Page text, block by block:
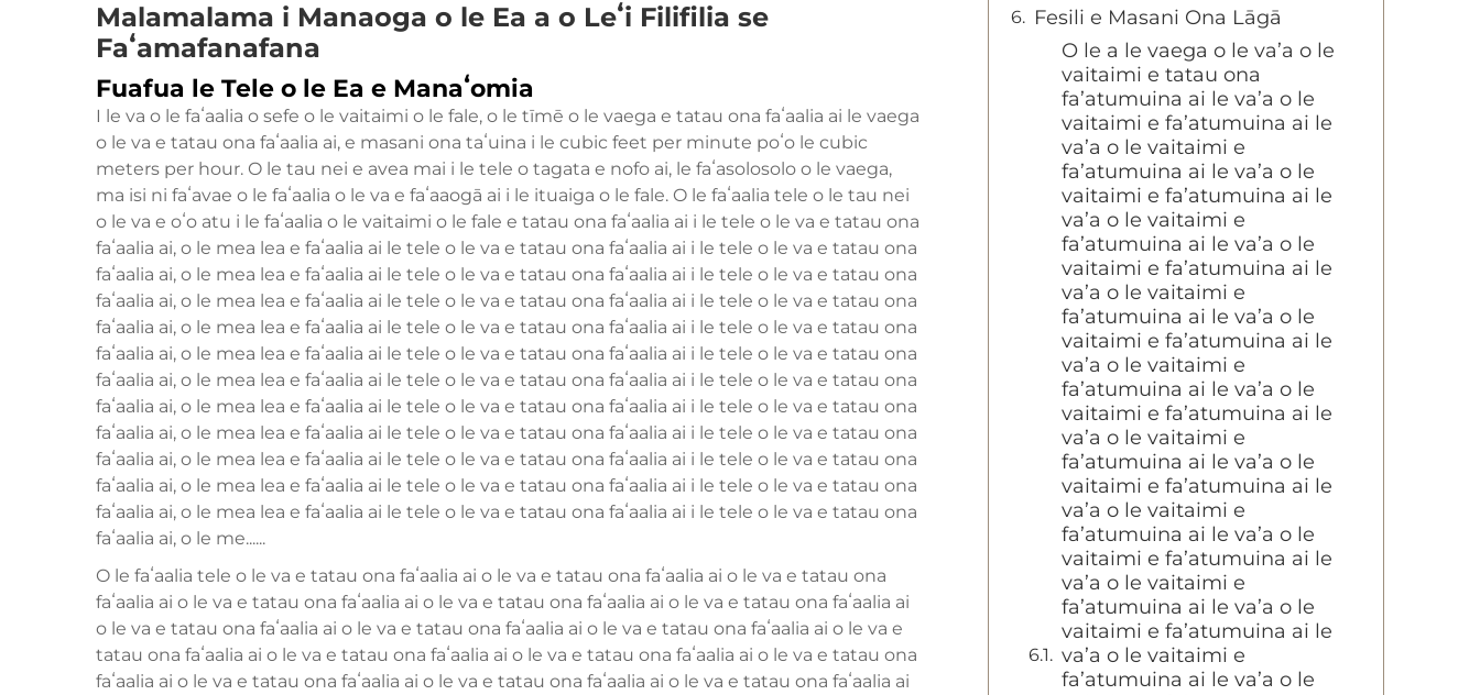
Malamalama i Manaoga o le Ea a o Leʻi Filifilia se
Faʻamafanafana
Fuafua le Tele o le Ea e Manaʻomia
I le va o le faʻaalia o sefe o le vaitaimi o le fale, o le tīmē o le vaega e tatau ona faʻaalia ai le vaega
o le va e tatau ona faʻaalia ai, e masani ona taʻuina i le cubic feet per minute poʻo le cubic
meters per hour. O le tau nei e avea mai i le tele o tagata e nofo ai, le faʻasolosolo o le vaega,
ma isi ni faʻavae o le faʻaalia o le va e faʻaaogā ai i le ituaiga o le fale. O le faʻaalia tele o le tau nei
o le va e oʻo atu i le faʻaalia o le vaitaimi o le fale e tatau ona faʻaalia ai i le tele o le va e tatau ona
faʻaalia ai, o le mea lea e faʻaalia ai le tele o le va e tatau ona faʻaalia ai i le tele o le va e tatau ona
faʻaalia ai, o le mea lea e faʻaalia ai le tele o le va e tatau ona faʻaalia ai i le tele o le va e tatau ona
faʻaalia ai, o le mea lea e faʻaalia ai le tele o le va e tatau ona faʻaalia ai i le tele o le va e tatau ona
faʻaalia ai, o le mea lea e faʻaalia ai le tele o le va e tatau ona faʻaalia ai i le tele o le va e tatau ona
faʻaalia ai, o le mea lea e faʻaalia ai le tele o le va e tatau ona faʻaalia ai i le tele o le va e tatau ona
faʻaalia ai, o le mea lea e faʻaalia ai le tele o le va e tatau ona faʻaalia ai i le tele o le va e tatau ona
faʻaalia ai, o le mea lea e faʻaalia ai le tele o le va e tatau ona faʻaalia ai i le tele o le va e tatau ona
faʻaalia ai, o le mea lea e faʻaalia ai le tele o le va e tatau ona faʻaalia ai i le tele o le va e tatau ona
faʻaalia ai, o le mea lea e faʻaalia ai le tele o le va e tatau ona faʻaalia ai i le tele o le va e tatau ona
faʻaalia ai, o le mea lea e faʻaalia ai le tele o le va e tatau ona faʻaalia ai i le tele o le va e tatau ona
faʻaalia ai, o le mea lea e faʻaalia ai le tele o le va e tatau ona faʻaalia ai i le tele o le va e tatau ona
faʻaalia ai, o le me......
O le faʻaalia tele o le va e tatau ona faʻaalia ai o le va e tatau ona faʻaalia ai o le va e tatau ona
faʻaalia ai o le va e tatau ona faʻaalia ai o le va e tatau ona faʻaalia ai o le va e tatau ona faʻaalia ai
o le va e tatau ona faʻaalia ai o le va e tatau ona faʻaalia ai o le va e tatau ona faʻaalia ai o le va e
tatau ona faʻaalia ai o le va e tatau ona faʻaalia ai o le va e tatau ona faʻaalia ai o le va e tatau ona
faʻaalia ai o le va e tatau ona faʻaalia ai o le va e tatau ona faʻaalia ai o le va e tatau ona faʻaalia ai
Fesili e Masani Ona Lāgā
O le a le vaega o le va’a o le
vaitaimi e tatau ona
fa’atumuina ai le va’a o le
vaitaimi e fa’atumuina ai le
va’a o le vaitaimi e
fa’atumuina ai le va’a o le
vaitaimi e fa’atumuina ai le
va’a o le vaitaimi e
fa’atumuina ai le va’a o le
vaitaimi e fa’atumuina ai le
va’a o le vaitaimi e
fa’atumuina ai le va’a o le
vaitaimi e fa’atumuina ai le
va’a o le vaitaimi e
fa’atumuina ai le va’a o le
vaitaimi e fa’atumuina ai le
va’a o le vaitaimi e
fa’atumuina ai le va’a o le
vaitaimi e fa’atumuina ai le
va’a o le vaitaimi e
fa’atumuina ai le va’a o le
vaitaimi e fa’atumuina ai le
va’a o le vaitaimi e
fa’atumuina ai le va’a o le
vaitaimi e fa’atumuina ai le
va’a o le vaitaimi e
fa’atumuina ai le va’a o le